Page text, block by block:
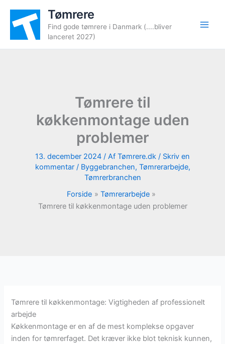
indholdet
Tømrere
Find gode tømrere i Danmark (....bliver
lanceret 2027)
Tømrere til
køkkenmontage uden
problemer
13. december 2024 / Af Tømrere.dk / Skriv en
kommentar / Byggebranchen, Tømrerarbejde,
Tømrerbranchen
Forside
Tømrerarbejde
Tømrere til køkkenmontage uden problemer
Tømrere til køkkenmontage: Vigtigheden af professionelt
arbejde
Køkkenmontage er en af de mest komplekse opgaver
inden for tømrerfaget. Det kræver ikke blot teknisk kunnen,